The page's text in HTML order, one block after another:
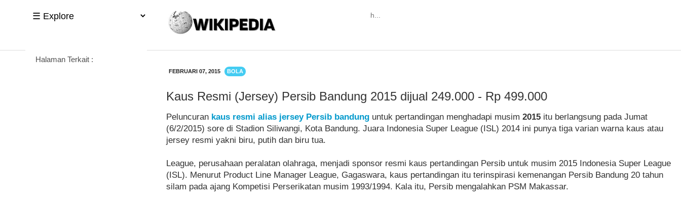
Halaman Terkait :
FEBRUARI 07, 2015 BOLA
Kaus Resmi (Jersey) Persib Bandung 2015 dijual 249.000 - Rp 499.000
Peluncuran kaus resmi alias jersey Persib bandung untuk pertandingan menghadapi musim 2015 itu berlangsung pada Jumat
(6/2/2015) sore di Stadion Siliwangi, Kota Bandung. Juara Indonesia Super League (ISL) 2014 ini punya tiga varian warna kaus atau
jersey resmi yakni biru, putih dan biru tua.
League, perusahaan peralatan olahraga, menjadi sponsor resmi kaus pertandingan Persib untuk musim 2015 Indonesia Super League
(ISL). Menurut Product Line Manager League, Gagaswara, kaus pertandingan itu terinspirasi kemenangan Persib Bandung 20 tahun
silam pada ajang Kompetisi Perserikatan musim 1993/1994. Kala itu, Persib mengalahkan PSM Makassar.